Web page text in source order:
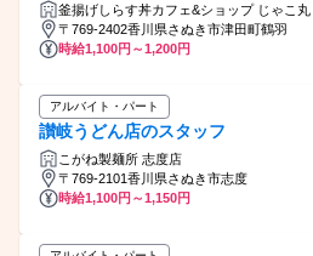
釜揚げしらす丼カフェ&ショップ じゃこ丸
〒769-2402香川県さぬき市津田町鶴羽
時給1,100円～1,200円
アルバイト・パート
讃岐うどん店のスタッフ
こがね製麺所 志度店
〒769-2101香川県さぬき市志度
時給1,100円～1,150円